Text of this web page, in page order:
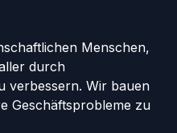
Menschen,
durch
verbessern. Wir bauen
Geschäftsprobleme zu